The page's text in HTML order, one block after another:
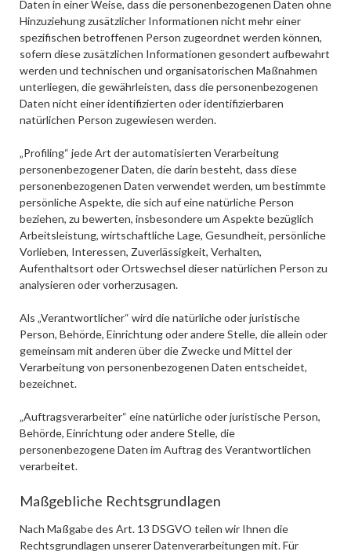
Daten in einer Weise, dass die personenbezogenen Daten ohne
Hinzuziehung zusätzlicher Informationen nicht mehr einer
spezifischen betroffenen Person zugeordnet werden können,
sofern diese zusätzlichen Informationen gesondert aufbewahrt
werden und technischen und organisatorischen Maßnahmen
unterliegen, die gewährleisten, dass die personenbezogenen
Daten nicht einer identifizierten oder identifizierbaren
natürlichen Person zugewiesen werden.
„Profiling“ jede Art der automatisierten Verarbeitung
personenbezogener Daten, die darin besteht, dass diese
personenbezogenen Daten verwendet werden, um bestimmte
persönliche Aspekte, die sich auf eine natürliche Person
beziehen, zu bewerten, insbesondere um Aspekte bezüglich
Arbeitsleistung, wirtschaftliche Lage, Gesundheit, persönliche
Vorlieben, Interessen, Zuverlässigkeit, Verhalten,
Aufenthaltsort oder Ortswechsel dieser natürlichen Person zu
analysieren oder vorherzusagen.
Als „Verantwortlicher“ wird die natürliche oder juristische
Person, Behörde, Einrichtung oder andere Stelle, die allein oder
gemeinsam mit anderen über die Zwecke und Mittel der
Verarbeitung von personenbezogenen Daten entscheidet,
bezeichnet.
„Auftragsverarbeiter“ eine natürliche oder juristische Person,
Behörde, Einrichtung oder andere Stelle, die
personenbezogene Daten im Auftrag des Verantwortlichen
verarbeitet.
Maßgebliche Rechtsgrundlagen
Nach Maßgabe des Art. 13 DSGVO teilen wir Ihnen die
Rechtsgrundlagen unserer Datenverarbeitungen mit. Für